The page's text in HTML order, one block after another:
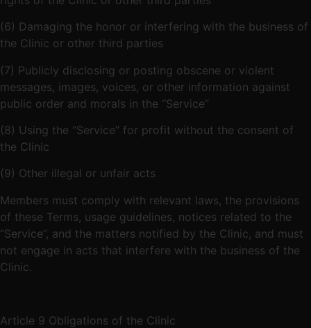
(6) Damaging the honor or interfering with the business of
the Clinic or other third parties
(7) Publicly disclosing or posting obscene or violent
messages, images, voices, or other information against
public order and morals in the “Service”
(8) Using the “Service” for profit without the consent of
the Clinic
(9) Other illegal or unfair acts
Members must comply with relevant laws, the provisions
of these Terms, usage guidelines, notices related to the
“Service”, and the matters notified by the Clinic, and must
not engage in acts that interfere with the business of the
Clinic.
Article 9 Obligations of the Clinic